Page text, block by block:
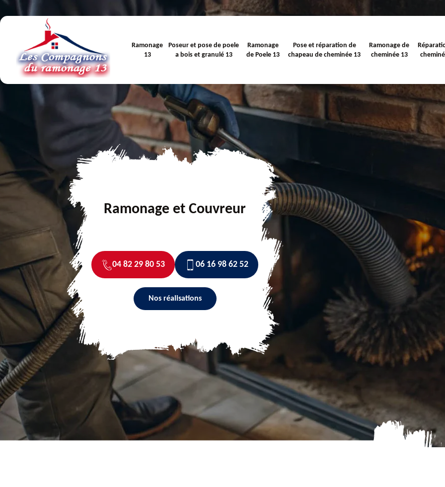
Ramonage
13
Poseur et pose de poele
a bois et granulé 13
Ramonage
de Poele 13
Pose et réparation de
chapeau de cheminée 13
Ramonage de
cheminée 13
Ramonage et Couvreur
04 82 29 80 53 06 16 98 62 52
Nos réalisations